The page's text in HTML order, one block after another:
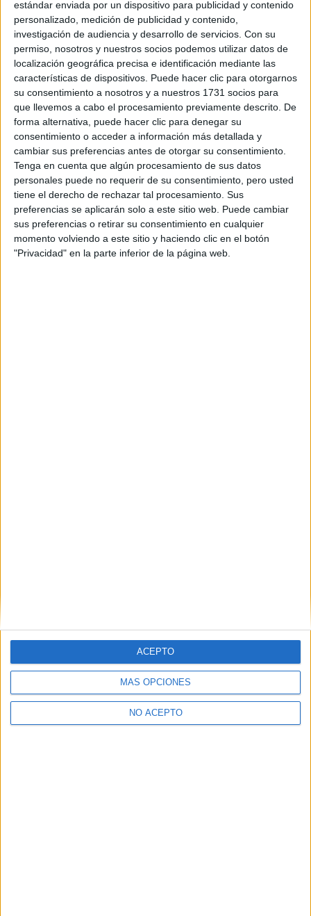
estándar enviada por un dispositivo para publicidad y contenido
personalizado, medición de publicidad y contenido,
investigación de audiencia y desarrollo de servicios. Con su
permiso, nosotros y nuestros socios podemos utilizar datos de
localización geográfica precisa e identificación mediante las
características de dispositivos. Puede hacer clic para otorgarnos
su consentimiento a nosotros y a nuestros 1731 socios para
que llevemos a cabo el procesamiento previamente descrito. De
forma alternativa, puede hacer clic para denegar su
consentimiento o acceder a información más detallada y
cambiar sus preferencias antes de otorgar su consentimiento.
Tenga en cuenta que algún procesamiento de sus datos
personales puede no requerir de su consentimiento, pero usted
tiene el derecho de rechazar tal procesamiento. Sus
preferencias se aplicarán solo a este sitio web. Puede cambiar
sus preferencias o retirar su consentimiento en cualquier
momento volviendo a este sitio y haciendo clic en el botón
"Privacidad" en la parte inferior de la página web.
MÁS OPCIONES
NO ACEPTO
ACEPTO
Soy:*
Chico
Chica
¿En qué año terminas (o terminaste) bachillerato o FP?
Soy estudiante de:*
Términos y Condiciones de Uso
Aceptolos Términos y Condicionesde uso*
Y como regalo de agradecimiento, por registrarte te daremos
gratis una copia de nuestro ebook con 100 consejos para tu
primer año de universidad